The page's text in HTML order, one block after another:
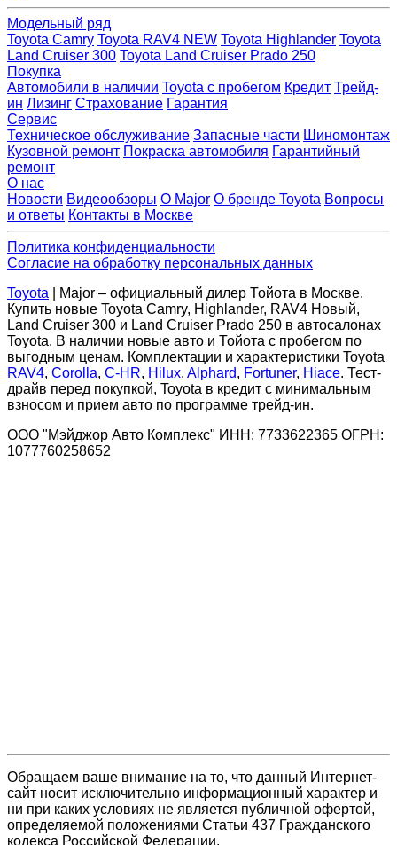
Модельный ряд
Toyota Camry Toyota RAV4 NEW Toyota Highlander Toyota
Land Cruiser 300 Toyota Land Cruiser Prado 250
Покупка
Автомобили в наличии Toyota с пробегом Кредит Трейд-
ин Лизинг Страхование Гарантия
Сервис
Техническое обслуживание Запасные части Шиномонтаж
Кузовной ремонт Покраска автомобиля Гарантийный
ремонт
О нас
Новости Видеообзоры О Major О бренде Toyota Вопросы
и ответы Контакты в Москве
Политика конфиденциальности
Согласие на обработку персональных данных
Toyota | Major – официальный дилер Тойота в Москве.
Купить новые Toyota Camry, Highlander, RAV4 Новый,
Land Cruiser 300 и Land Cruiser Prado 250 в автосалонах
Toyota. В наличии новые авто и Тойота с пробегом по
выгодным ценам. Комплектации и характеристики Toyota
RAV4, Corolla, C-HR, Hilux, Alphard, Fortuner, Hiace. Тест-
драйв перед покупкой, Toyota в кредит с минимальным
взносом и прием авто по программе трейд-ин.
ООО "Мэйджор Авто Комплекс" ИНН: 7733622365 ОГРН:
1077760258652
Обращаем ваше внимание на то, что данный Интернет-
сайт носит исключительно информационный характер и
ни при каких условиях не является публичной офертой,
определяемой положениями Статьи 437 Гражданского
кодекса Российской Федерации.